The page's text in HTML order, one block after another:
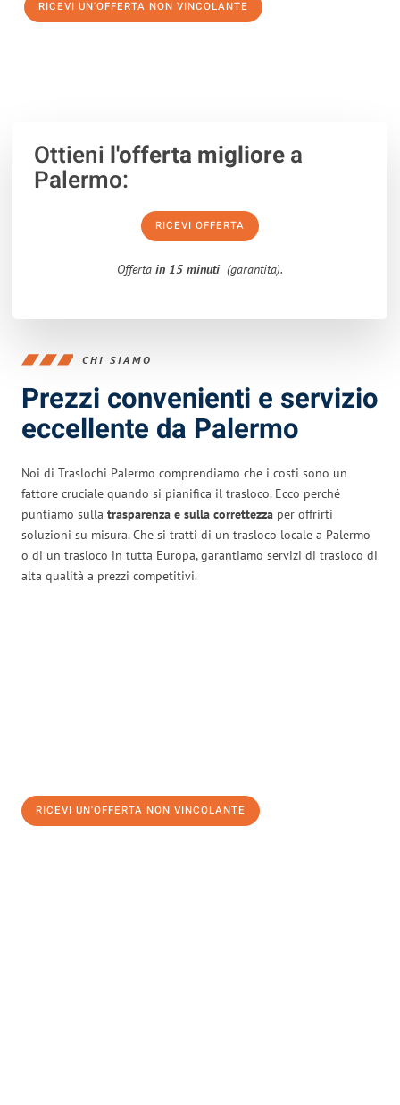
RICEVI UN'OFFERTA NON VINCOLANTE
Ottieni l'offerta migliorea
Palermo:
RICEVI OFFERTA
Offerta in 15 minuti (garantita).
CHI SIAMO
Prezzi convenienti e servizio
eccellente da Palermo
Noi di Traslochi Palermo comprendiamo che i costi sono un
fattore cruciale quando si pianifica il trasloco. Ecco perché
puntiamo sulla trasparenza e sulla correttezza per offrirti
soluzioni su misura. Che si tratti di un trasloco locale a Palermo
o di un trasloco in tutta Europa, garantiamo servizi di trasloco di
alta qualità a prezzi competitivi.
RICEVI UN'OFFERTA NON VINCOLANTE